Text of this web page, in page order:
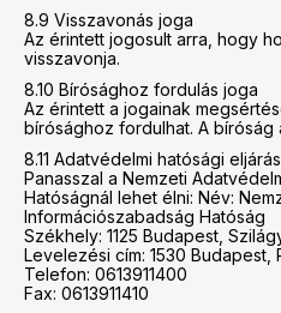
8.9 Visszavonás joga
Az érintett jogosult arra, hogy
visszavonja.
8.10 Bírósághoz fordulás joga
Az érintett a jogainak
bírósághoz fordulhat. A
8.11 Adatvédelmi hatósági eljárás
Panasszal a Nemzeti
Hatóságnál lehet élni: Név:
Információszabadság Hatóság
Székhely: 1125 Budapest,
Levelezési cím: 1530 Budapest,
Telefon: 0613911400
Fax: 0613911410